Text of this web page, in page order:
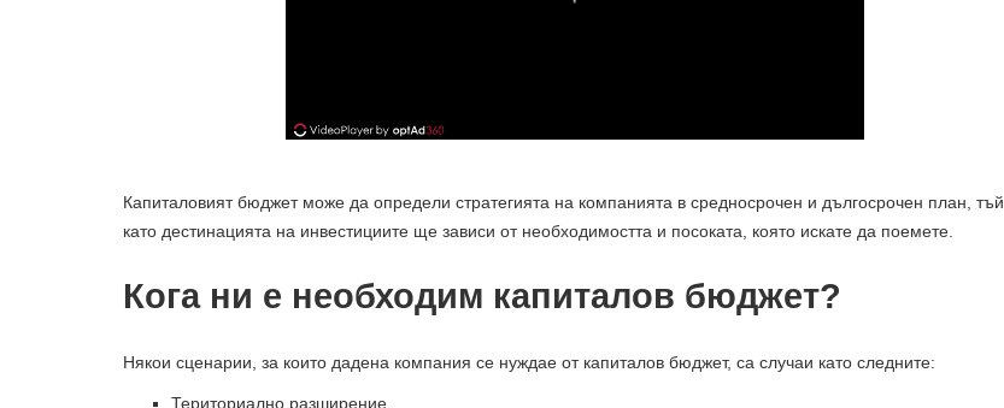
Капиталовият бюджет може да определи стратегията на компанията в средносрочен и дългосрочен план, тъй
като дестинацията на инвестициите ще зависи от необходимостта и посоката, която искате да поемете.
Кога ни е необходим капиталов бюджет?
Някои сценарии, за които дадена компания се нуждае от капиталов бюджет, са случаи като следните:
Териториално разширение.